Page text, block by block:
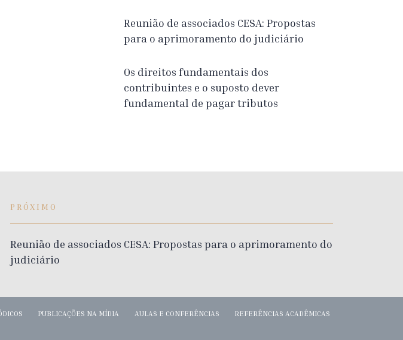
Reunião de associados CESA: Propostas
para o aprimoramento do judiciário
Os direitos fundamentais dos
contribuintes e o suposto dever
fundamental de pagar tributos
PRÓXIMO
Reunião de associados CESA: Propostas para o aprimoramento do
judiciário
PUBLICAÇÕES NA MÍDIA AULAS E CONFERÊNCIAS REFERÊNCIAS ACADÊMICAS